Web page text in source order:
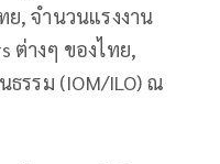
, จำนวนแรงงาน
ต่างๆ ของไทย,
ธรรม (IOM/ILO) ณ